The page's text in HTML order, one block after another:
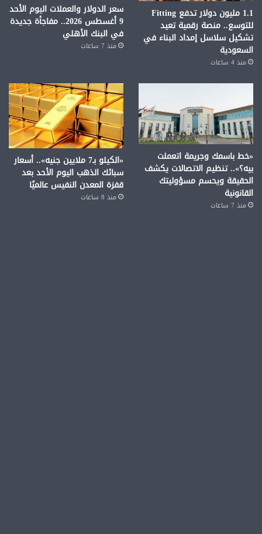
1.1 مليون دولار تدفع Fitting
للتوسع.. منصة رقمية تعيد
تشكيل سلاسل إمداد البناء في
السعودية
منذ 4 ساعات
سعر الدولار والعملات اليوم الأحد
9 أغسطس 2026.. مفاجأة جديدة
في البنك الأهلي
منذ 7 ساعات
«خط باسمك وجريمة اتعملت
بيه؟».. تنظيم الاتصالات يكشف
الحقيقة ويحسم مسؤوليتك
القانونية
منذ 7 ساعات
«الكيلو بـ7 ملايين جنيه».. أسعار
سبائك الذهب اليوم الأحد بعد
قفزة المعدن النفيس عالميًا
منذ 8 ساعات